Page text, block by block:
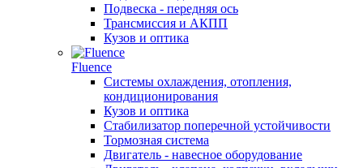
Подвеска - передняя ось
Трансмиссия и АКПП
Кузов и оптика
Fluence
Системы охлаждения, отопления,
кондиционирования
Кузов и оптика
Стабилизатор поперечной устойчивости
Тормозная система
Двигатель - навесное оборудование